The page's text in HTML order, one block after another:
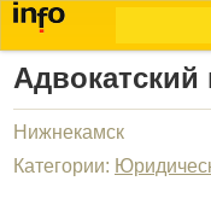
Адвокатский
Нижнекамск
Категории: